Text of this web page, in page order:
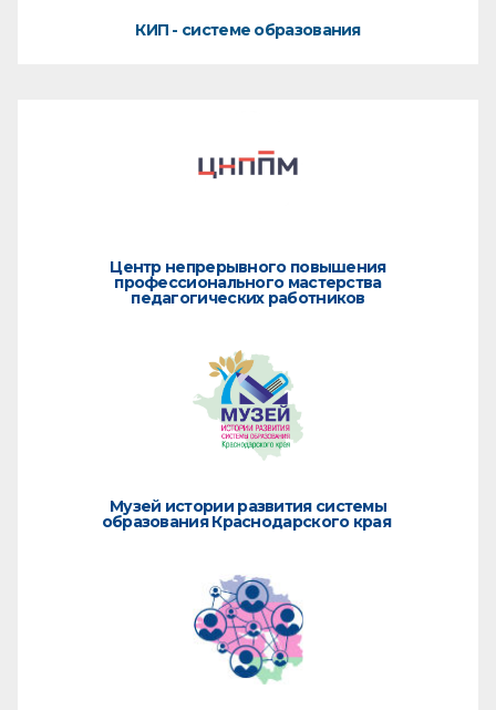
КИП - системе образования
Центр непрерывного повышения
профессионального мастерства
педагогических работников
Музей истории развития системы
образования Краснодарского края